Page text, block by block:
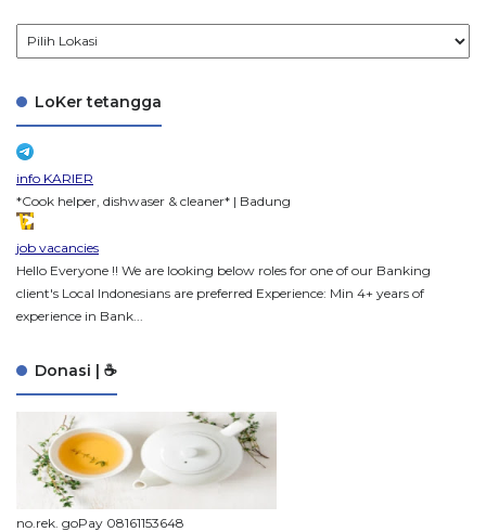
LoKer tetangga
info KARIER
*Cook helper, dishwaser & cleaner* | Badung
job vacancies
Hello Everyone !! We are looking below roles for one of our Banking
client's Local Indonesians are preferred Experience: Min 4+ years of
experience in Bank...
Donasi | ☕
no.rek. goPay 08161153648